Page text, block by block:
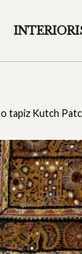
tapiz Kutch